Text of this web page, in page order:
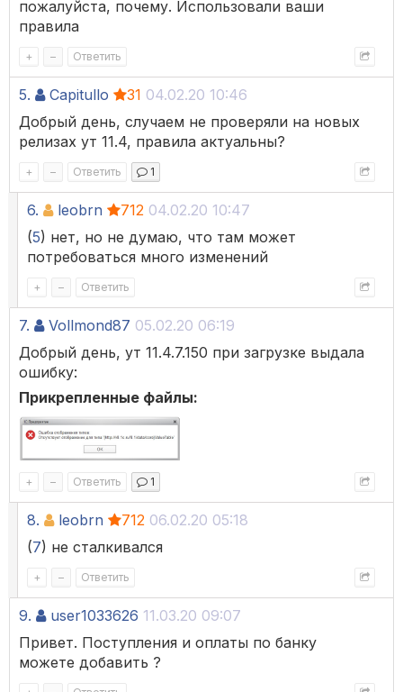
пожалуйста, почему. Использовали ваши
правила
+ – Ответить
5. Capitullo 31 04.02.20 10:46
Добрый день, случаем не проверяли на новых
релизах ут 11.4, правила актуальны?
+ – Ответить 1
6. leobrn 712 04.02.20 10:47
(5) нет, но не думаю, что там может
потребоваться много изменений
+ – Ответить
7. Vollmond87 05.02.20 06:19
Добрый день, ут 11.4.7.150 при загрузке выдала
ошибку:
Прикрепленные файлы:
+ – Ответить 1
8. leobrn 712 06.02.20 05:18
(7) не сталкивался
+ – Ответить
9. user1033626 11.03.20 09:07
Привет. Поступления и оплаты по банку
можете добавить ?